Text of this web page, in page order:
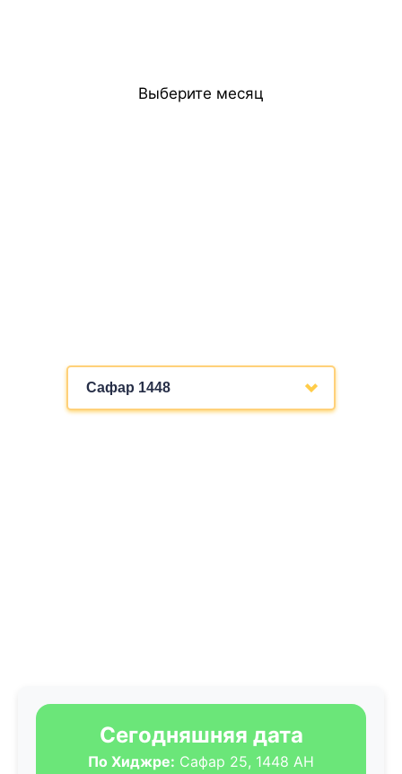
Выберите месяц
Сафар 1448
Сегодняшняя дата
По Хиджре: Сафар 25, 1448 AH